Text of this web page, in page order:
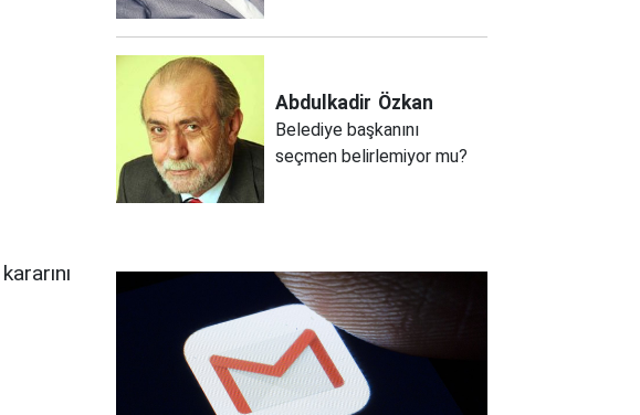
kararını
Abdulkadir Özkan
Belediye başkanını
seçmen belirlemiyor mu?